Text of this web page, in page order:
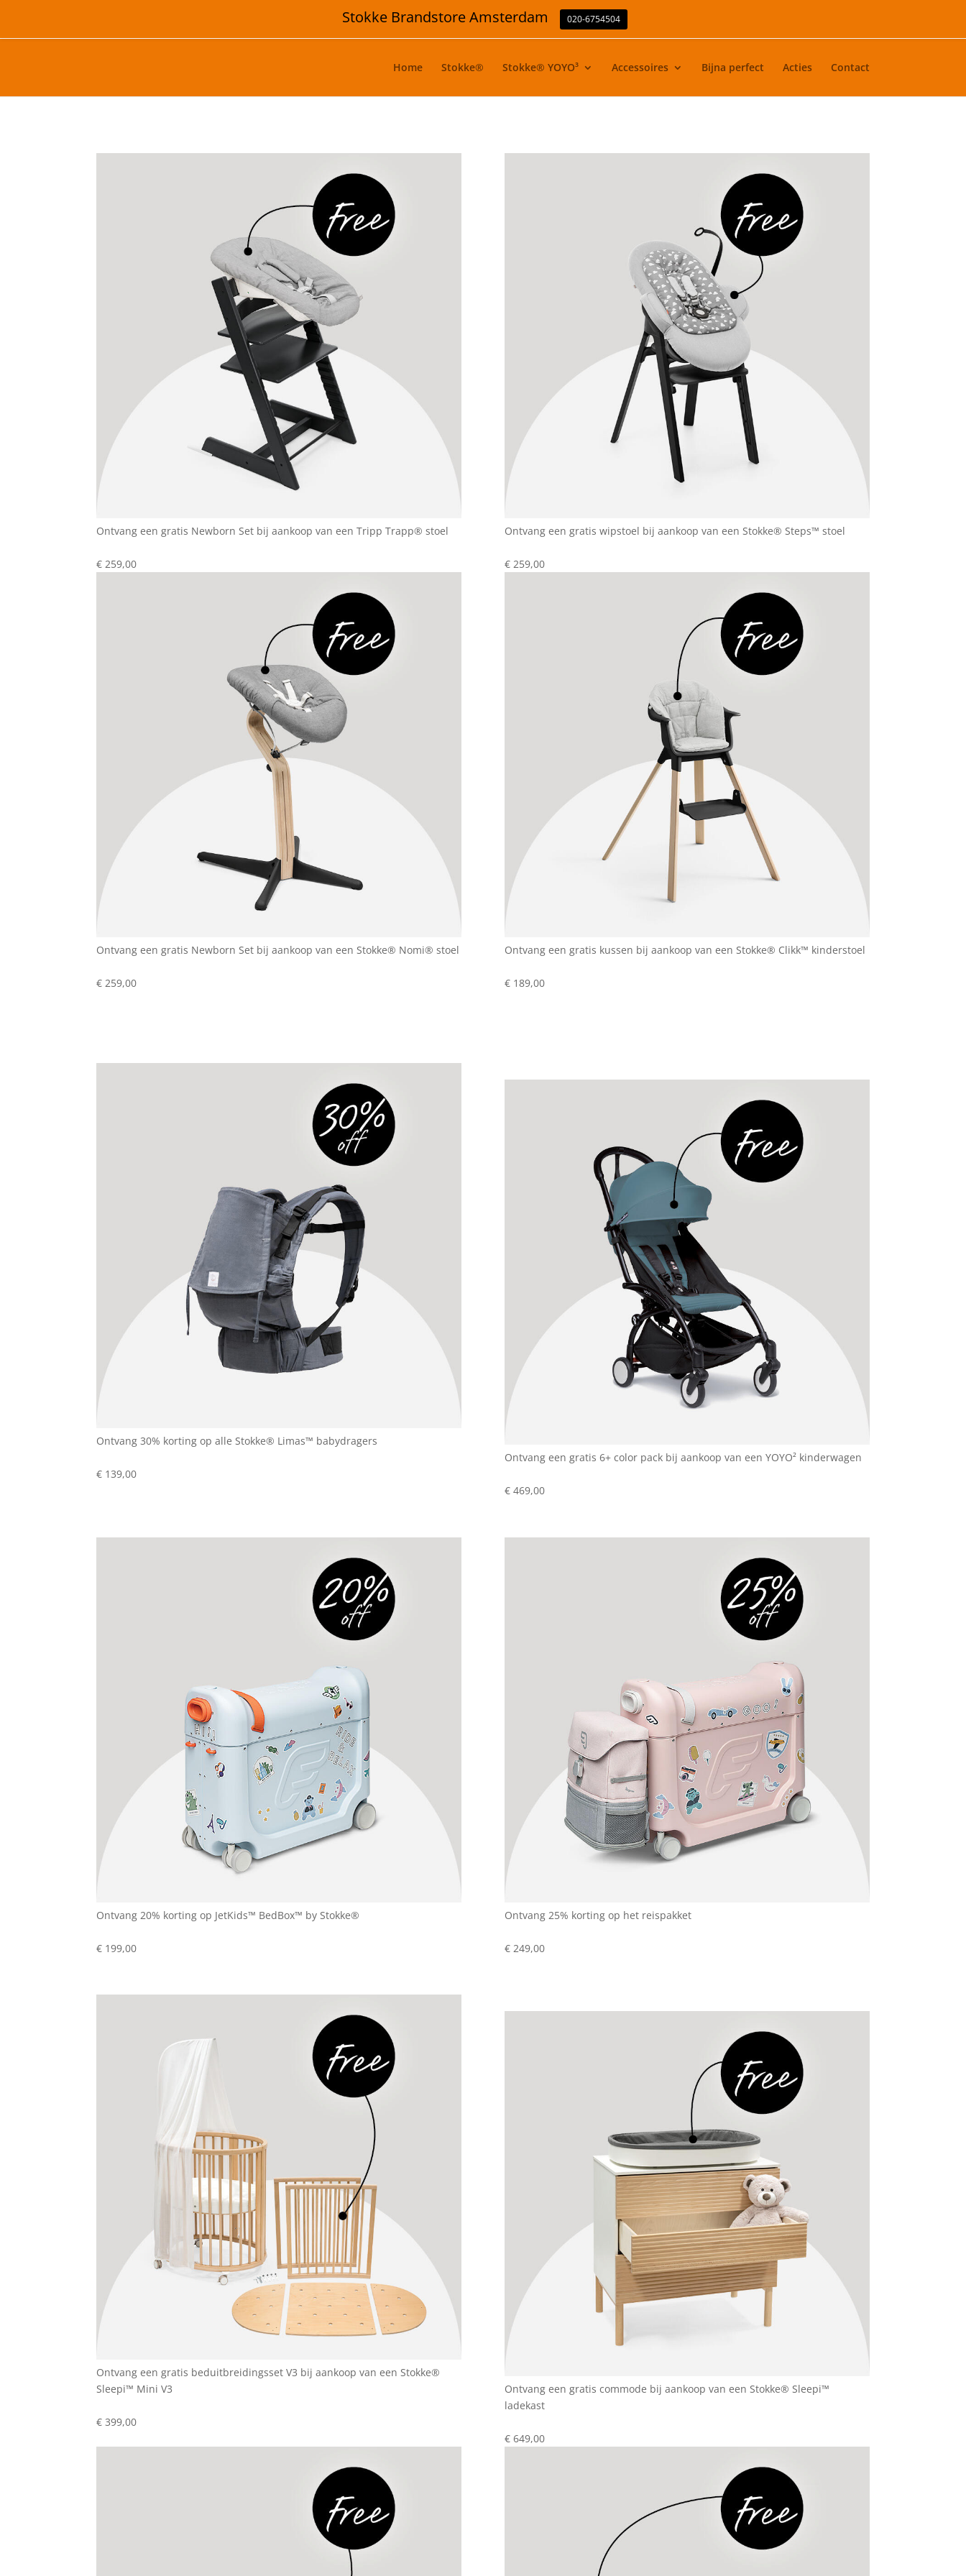
Home Stokke® Stokke® YOYO³ Accessoires Bijna perfect Acties Contact
Ontvang een gratis Newborn Set bij aankoop van een Tripp Trapp® stoel
€ 259,00
Ontvang een gratis Newborn Set bij aankoop van een Stokke® Nomi® stoel
€ 259,00
Ontvang een gratis wipstoel bij aankoop van een Stokke® Steps™ stoel
€ 259,00
Ontvang een gratis kussen bij aankoop van een Stokke® Clikk™ kinderstoel
€ 189,00
Ontvang 30% korting op alle Stokke® Limas™ babydragers
€ 139,00
Ontvang een gratis 6+ color pack bij aankoop van een YOYO² kinderwagen
€ 469,00
Ontvang 20% korting op JetKids™ BedBox™ by Stokke®
€ 199,00
Ontvang 25% korting op het reispakket
€ 249,00
Ontvang een gratis beduitbreidingsset V3 bij aankoop van een Stokke®
Sleepi™ Mini V3
€ 399,00
Ontvang een gratis commode bij aankoop van een Stokke® Sleepi™
ladekast
€ 649,00
Stokke Brandstore Amsterdam 020-6754504